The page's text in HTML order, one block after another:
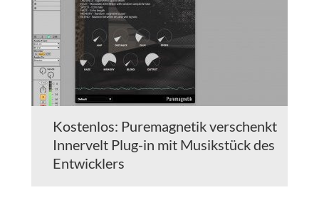
Kostenlos: Puremagnetik verschenkt
Innervelt Plug-in mit Musikstück des
Entwicklers